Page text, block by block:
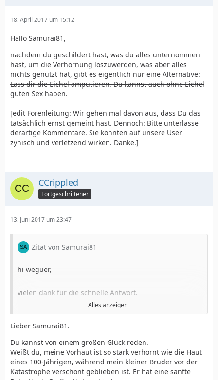
18. April 2017 um 15:12
Hallo Samurai81,
nachdem du geschildert hast, was du alles unternommen
hast, um die Verhornung loszuwerden, was aber alles
nichts genützt hat, gibt es eigentlich nur eine Alternative:
Lass dir die Eichel amputieren. Du kannst auch ohne Eichel
guten Sex haben.
[edit Forenleitung: Wir gehen mal davon aus, dass Du das
tatsächlich ernst gemeint hast. Dennoch: Bitte unterlasse
derartige Kommentare. Sie könnten auf unsere User
zynisch und verletzend wirken. Danke.]
CCrippled
Fortgeschrittener
13. Juni 2017 um 23:47
Zitat von Samurai81
hi weguer,
vielen dank für die schnelle Antwort.
Also das mit der zurückgezogenen Vorhaut hab ich über
Jahre gemacht und war mein größter Fehler überhaupt,
ja ich kann fast sagen, ich habs bitter bereut.
Alles anzeigen
Lieber Samurai81.
Du kannst von einem großen Glück reden.
Weißt du, meine Vorhaut ist so stark verhornt wie die Haut
eines 100-Jährigen, während mein kleiner Bruder vor der
Katastrophe verschont geblieben ist. Er hat eine sanfte